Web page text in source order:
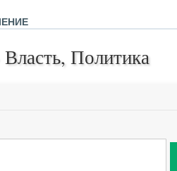
Власть, Политика